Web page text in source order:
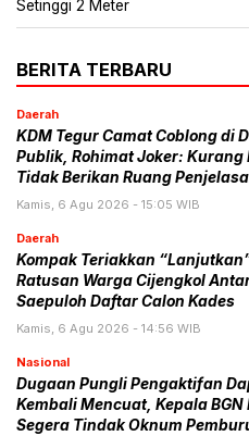
Setinggi 2 Meter
BERITA TERBARU
Daerah
KDM Tegur Camat Coblong di
Publik, Rohimat Joker: Kurang
Tidak Berikan Ruang
Kamis, 6 Agu 2026 - 15:05 WIB
Daerah
Kompak Teriakkan
Ratusan Warga Cijengkol
Saepuloh Daftar Calon Kades
Kamis, 6 Agu 2026 - 14:56 WIB
Nasional
Dugaan Pungli Pengaktifan
Kembali Mencuat, Kepala BGN
Segera Tindak Oknum